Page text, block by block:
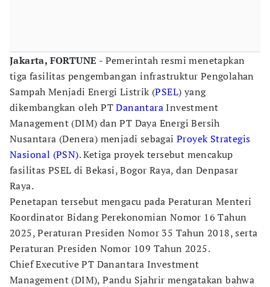
Jakarta, FORTUNE - Pemerintah resmi menetapkan
tiga fasilitas pengembangan infrastruktur Pengolahan
Sampah Menjadi Energi Listrik (PSEL) yang
dikembangkan oleh PTDanantaraInvestment
Management (DIM) dan PT Daya Energi Bersih
Nusantara (Denera) menjadi sebagai Proyek Strategis
Nasional (PSN). Ketiga proyek tersebut mencakup
fasilitas PSEL di Bekasi, Bogor Raya, dan Denpasar
Raya.
Penetapan tersebut mengacu pada Peraturan Menteri
Koordinator Bidang Perekonomian Nomor 16 Tahun
2025, Peraturan Presiden Nomor 35 Tahun 2018, serta
Peraturan Presiden Nomor 109 Tahun 2025.
Chief Executive PT Danantara Investment
Management (DIM), Pandu Sjahrir mengatakan bahwa